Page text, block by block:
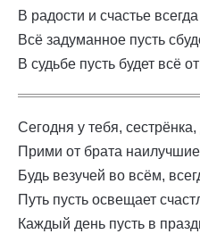
В радости и счастье
Всё задуманное пусть
В судьбе пусть будет всё
Сегодня у тебя,
Прими от брата
Будь везучей во всём,
Путь пусть освещает
Каждый день пусть в